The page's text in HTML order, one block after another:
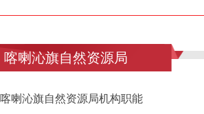
喀喇沁旗自然资源局
喀喇沁旗自然资源局机构职能